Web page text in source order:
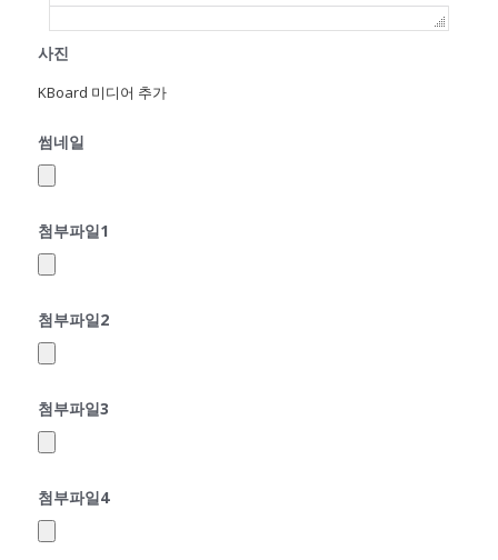
사진
KBoard 미디어 추가
썸네일
첨부파일1
첨부파일2
첨부파일3
첨부파일4